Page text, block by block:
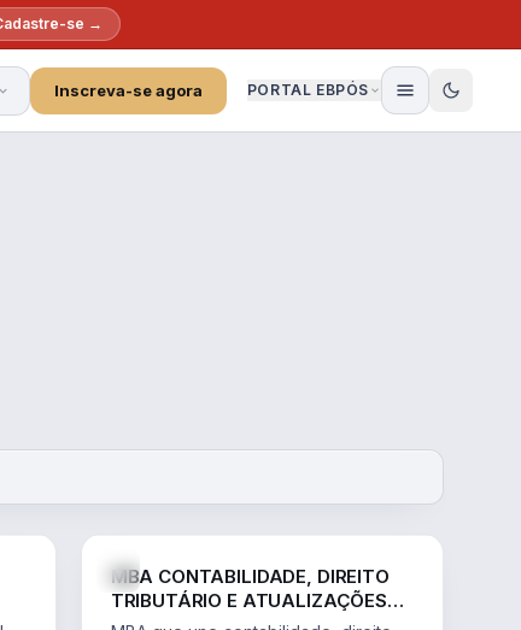
se →
Inscreva-se agora PORTAL EBPÓS
MBA CONTABILIDADE, DIREITO
TRIBUTÁRIO E ATUALIZAÇÕES
DA REFORMA TRIBUTÁRIA